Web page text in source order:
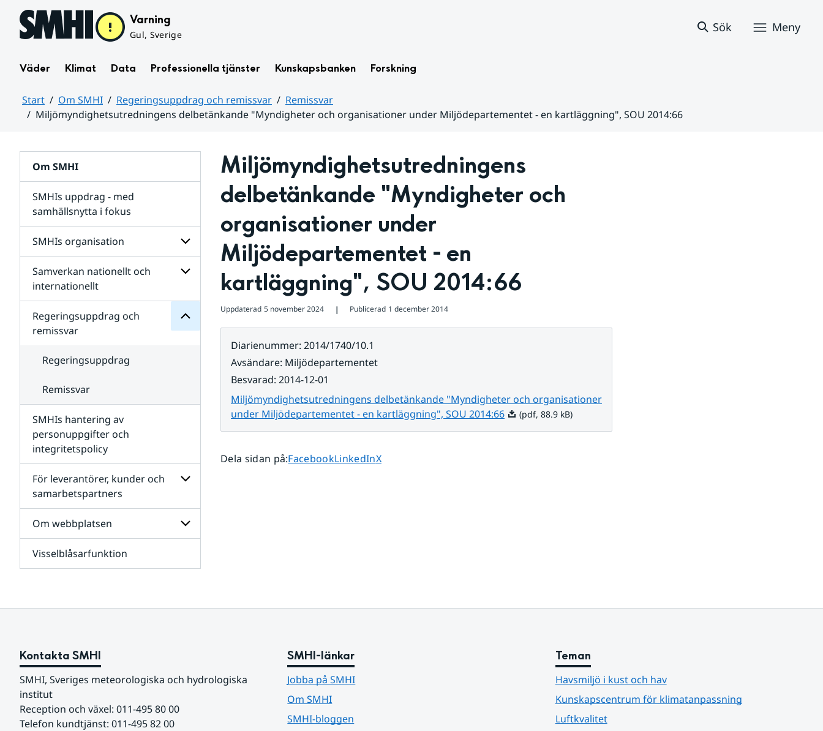
Hoppa till sidans innehåll Varning
Gul, Sverige
Sök Meny
Väder Klimat Data Professionella tjänster Kunskapsbanken Forskning
Start Om SMHI Regeringsuppdrag och remissvar
Remissvar
Miljömyndighetsutredningens delbetänkande "Myndigheter och organisationer under Miljödepartementet - en kartläggning", SOU 2014:66
Om SMHI
SMHIs uppdrag - med
samhällsnytta i fokus
SMHIs organisation
Undersidor
organisation
Samverkan nationellt och
internationellt
Undersidor
för
Samverkan
internationellt
Regeringsuppdrag och
remissvar
för
Regeringsuppdrag
remissvar
Regeringsuppdrag
Remissvar
SMHIs hantering av
personuppgifter och
integritetspolicy
För leverantörer, kunder och
samarbetspartners
Undersidor
för
och
Om webbplatsen
för
Visselblåsarfunktion
Miljömyndighetsutredningens
delbetänkande "Myndigheter och
organisationer under
Miljödepartementet - en
kartläggning", SOU 2014:66
Uppdaterad 5 november 2024 ❘ Publicerad 1 december 2014
Diarienummer: 2014/1740/10.1
Avsändare: Miljödepartementet
Besvarad: 2014-12-01
Miljömyndighetsutredningens delbetänkande "Myndigheter och organisationer
under Miljödepartementet - en kartläggning", SOU 2014:66Pdf, 88.9 kB.
(pdf, 88.9 kB)
Dela sidan på:Dela sidan på
FacebookDela sidan på
LinkedInDela sidan på
X
Kontakta SMHI
SMHI, Sveriges meteorologiska och hydrologiska
institut
Reception och växel: 011-495 80 00
Telefon kundtjänst: 011-495 82 00
SMHI-länkar
Jobba på SMHI
Om SMHI
SMHI-bloggen
Teman
Havsmiljö i kust och hav
Kunskapscentrum för klimatanpassning
Luftkvalitet